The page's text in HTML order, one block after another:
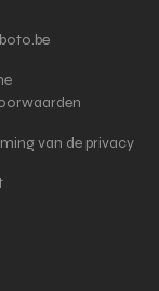
van de privacy